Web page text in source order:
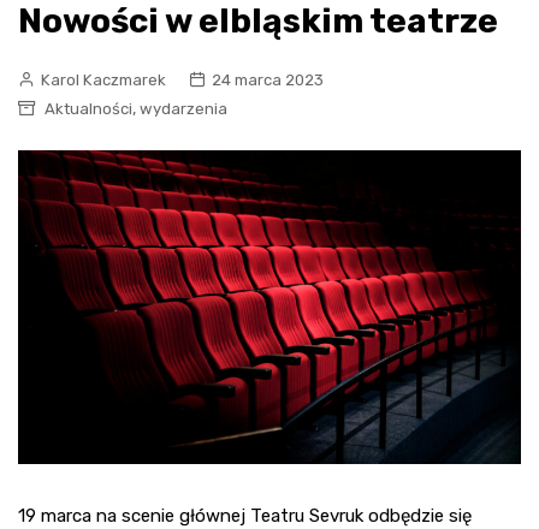
Nowości w elbląskim teatrze
Karol Kaczmarek
24 marca 2023
Aktualności, wydarzenia
19 marca na scenie głównej Teatru Sevruk odbędzie się